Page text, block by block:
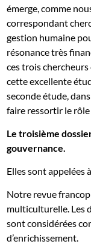
émerge, comme
correspondant
gestion humaine
résonance très
ces trois
cette excellente
seconde étude,
faire ressortir le
Le troisième
gouvernance.
Elles sont appelées
Notre revue
multiculturelle. Les
sont considérées
d’enrichissement.